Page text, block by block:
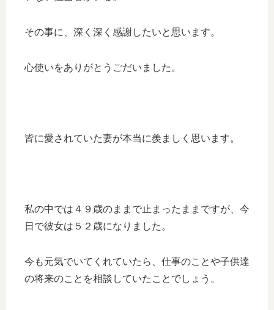
その事に、深く深く感謝したいと思います。
心使いをありがとうごだいました。
皆に愛されていた妻が本当に羨ましく思います。
私の中では４９歳のままで止まったままですが、今
日で彼女は５２歳になりました。
今も元気でいてくれていたら、仕事のことや子供達
の将来のことを相談していたことでしょう。